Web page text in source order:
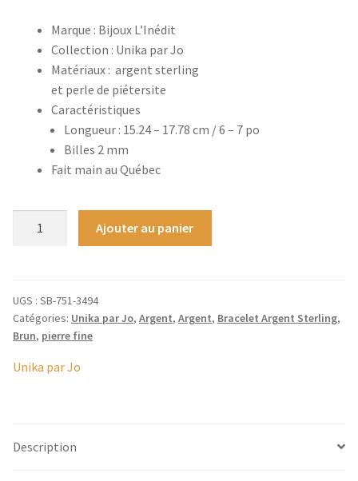
Accessoires
Bagues
Barrettes
Boucles d’oreilles
Broches
Élastiques
Mâchoires
Pinces à Cheveux
Marque : Bijoux L’Inédit
Collection : Unika par Jo
Matériaux : argent sterling
et perle de piétersite
Caractéristiques
Longueur : 15.24 – 17.78 cm / 6 – 7 po
Billes 2 mm
Fait main au Québec
Femme
Ida
Piétersite
Ajouter au panier
UGS : SB-751-3494
Catégories: Unika par Jo, Argent, Argent, Bracelet Argent Sterling,
Brun, pierre fine
Unika par Jo
Description